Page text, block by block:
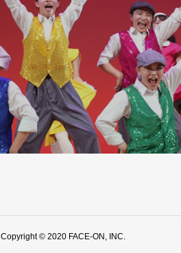
Copyright © 2020 FACE-ON, INC.